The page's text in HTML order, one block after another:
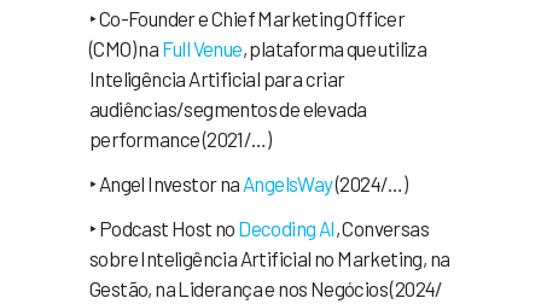
‣ Co-Founder e Chief Marketing Officer
(CMO) na Full Venue, plataforma que utiliza
Inteligência Artificial para criar
audiências/segmentos de elevada
performance (2021/…)
‣ Angel Investor na AngelsWay(2024/…)
‣ Podcast Host no Decoding AI, Conversas
sobre Inteligência Artificial no Marketing, na
Gestão, na Liderança e nos Negócios (2024/